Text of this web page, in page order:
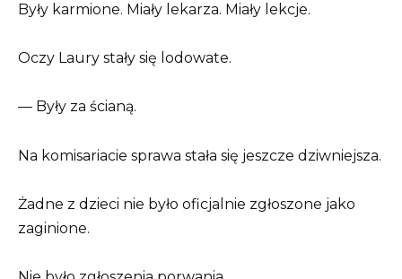
Były karmione. Miały lekarza. Miały lekcje.
Oczy Laury stały się lodowate.
— Były za ścianą.
Na komisariacie sprawa stała się jeszcze dziwniejsza.
Żadne z dzieci nie było oficjalnie zgłoszone jako
zaginione.